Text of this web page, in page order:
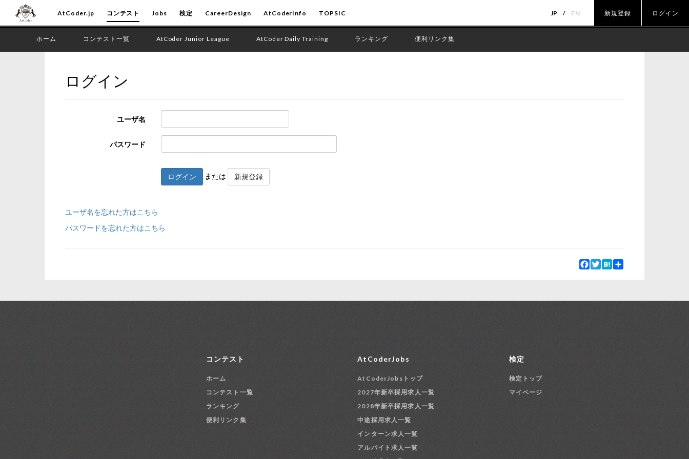
AtCoder.jp コンテスト Jobs 検定 CareerDesign AtCoderInfo TOPSIC JP EN 新規登録 ログイン
ホーム コンテスト一覧 AtCoder Junior League AtCoder Daily Training ランキング 便利リンク集
ログイン
ユーザ名
パスワード
ログイン または 新規登録
ユーザ名を忘れた方はこちら
パスワードを忘れた方はこちら
Facebook
Twitter
Hatena
コンテスト
ホーム
コンテスト一覧
ランキング
便利リンク集
AtCoderJobs
AtCoderJobsトップ
2027年新卒採用求人一覧
2028年新卒採用求人一覧
中途採用求人一覧
インターン求人一覧
アルバイト求人一覧
検定
検定トップ
マイページ